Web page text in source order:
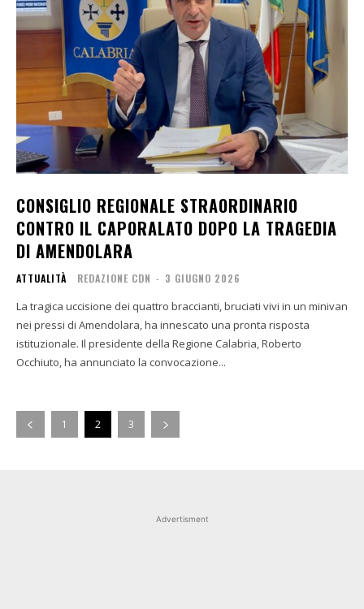
CONSIGLIO REGIONALE STRAORDINARIO
CONTRO IL CAPORALATO DOPO LA TRAGEDIA
DI AMENDOLARA
ATTUALITÀ REDAZIONE CDN - 3 GIUGNO 2026
La tragica uccisione dei quattro braccianti, bruciati vivi in un minivan
nei pressi di Amendolara, ha innescato una pronta risposta
istituzionale. Il presidente della Regione Calabria, Roberto
Occhiuto, ha annunciato la convocazione...
1 2 3
Advertisment